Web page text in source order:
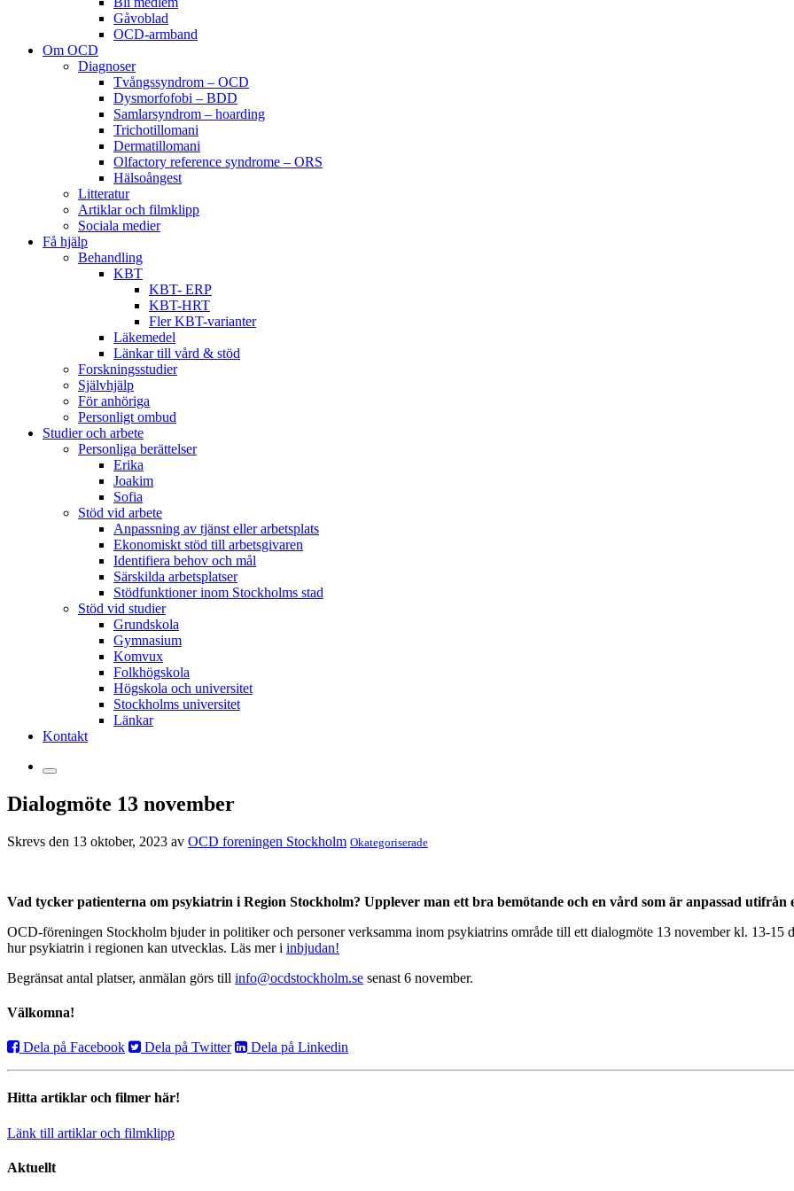
Gåvoblad
OCD-armband
Om OCD
Diagnoser
Tvångssyndrom – OCD
Dysmorfofobi – BDD
Samlarsyndrom – hoarding
Trichotillomani
Dermatillomani
Olfactory reference syndrome – ORS
Hälsoångest
Litteratur
Artiklar och filmklipp
Sociala medier
Få hjälp
Behandling
KBT
KBT- ERP
KBT-HRT
Fler KBT-varianter
Läkemedel
Länkar till vård & stöd
Forskningsstudier
Självhjälp
För anhöriga
Personligt ombud
Studier och arbete
Personliga berättelser
Erika
Joakim
Sofia
Stöd vid arbete
Anpassning av tjänst eller arbetsplats
Ekonomiskt stöd till arbetsgivaren
Identifiera behov och mål
Särskilda arbetsplatser
Stödfunktioner inom Stockholms stad
Stöd vid studier
Grundskola
Gymnasium
Komvux
Folkhögskola
Högskola och universitet
Stockholms universitet
Länkar
Kontakt
Dialogmöte 13 november
Skrevs den 13 oktober, 2023 av OCD foreningen Stockholm Okategoriserade
Vad tycker patienterna om psykiatrin i Region Stockholm? Upplever man ett bra bemötande och en vård som är anpassad utifrån
OCD-föreningen Stockholm bjuder in politiker och personer verksamma inom psykiatrins område till ett dialogmöte 13 november kl. 13-15
hur psykiatrin i regionen kan utvecklas. Läs mer i inbjudan!
Begränsat antal platser, anmälan görs till info@ocdstockholm.se senast 6 november.
Välkomna!
Dela på Facebook Dela på Twitter Dela på Linkedin
Hitta artiklar och filmer här!
Länk till artiklar och filmklipp
Aktuellt